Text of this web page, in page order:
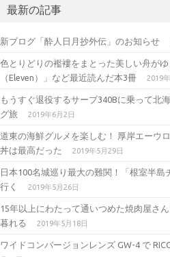
a
gr
a
m
kr
te
r
最新の記事
新ブログ「酔人日月抄外伝」のお知らせ
色とりどりの襤褸をまとった美しい舟が
（Eleven）」など最近読んだ本3冊
2019
もうすぐ退役するサーブ340Bに乗って北
グ旅
2019年6月2日
道東の海鮮グルメを楽しむ！ 厚岸エーウ
丼は最高だった
2019年5月29日
日本100名城巡り最大の難関！「根室半
行く
2019年5月26日
15年以上にわたって通いつめた焼肉屋さ
暮れる
2019年5月18日
ワイドコンバージョンレンズ GW-4 で